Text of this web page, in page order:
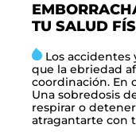
TU SALUD
Los accidentes
que la ebriedad
coordinación. En
Una sobredosis
respirar o
atragantarte con